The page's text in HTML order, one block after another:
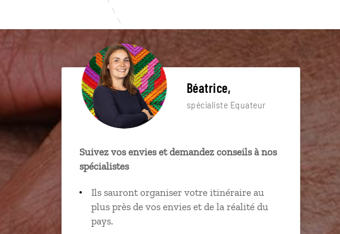
Béatrice,
spécialiste Equateur
Suivez vos envies et demandez conseils à nos
spécialistes
Ils sauront organiser votre itinéraire au
plus près de vos envies et de la réalité du
pays.